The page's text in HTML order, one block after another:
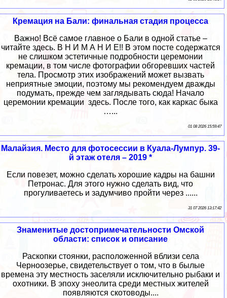
Кремация на Бали: финальная стадия процесса
Важно! Всё самое главное о Бали в одной статье –
читайте здесь. В Н И М А Н И Е!! В этом посте содержатся
не слишком эстетичные подробности церемонии
кремации, в том числе фотографии обгоревших частей
тела. Просмотр этих изображений может вызвать
неприятные эмоции, поэтому мы рекомендуем дважды
подумать, прежде чем заглядывать сюда! Начало
церемонии кремации здесь. После того, как каркас быка
…...
01 08 2026 15:59:47
Малайзия. Место для фотосессии в Куала-Лумпур. 39-
й этаж отеля – 2019 *
Если повезет, можно сделать хорошие кадры на башни
Петронас. Для этого нужно сделать вид, что
прогуливаетесь и задумчиво пройти через ......
31 07 2026 13:17:42
Знаменитые достопримечательности Омской
области: список и описание
Раскопки стоянки, расположенной вблизи села
Черноозерье, свидетельствует о том, что в былые
времена эту местность заселяли исключительно рыбаки и
охотники. В эпоху энеолита среди местных жителей
появляются скотоводы....